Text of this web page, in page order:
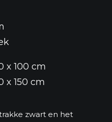
x 100 cm
x 150 cm
zwart en het